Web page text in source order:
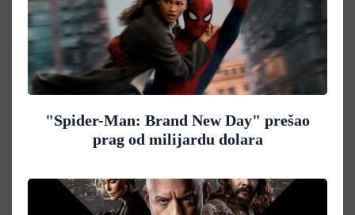
"Spider-Man: Brand New Day" prešao
prag od milijardu dolara